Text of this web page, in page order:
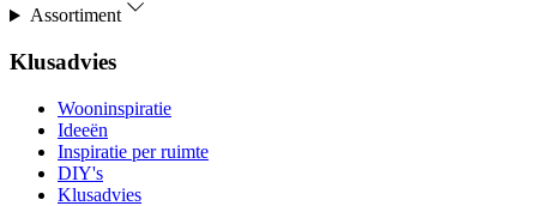
Assortiment
Klusadvies
Wooninspiratie
Ideeën
Inspiratie per ruimte
DIY's
Klusadvies